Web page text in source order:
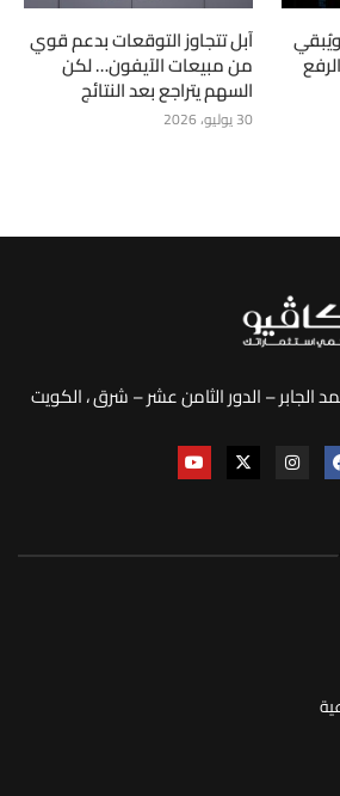
ويُبقي آبل تتجاوز التوقعات بدعم قوي
من مبيعات الآيفون… لكن
السهم يتراجع بعد النتائج
30 يوليو، 2026
الجابر – الدور الثامن عشر – شرق ، الكويت